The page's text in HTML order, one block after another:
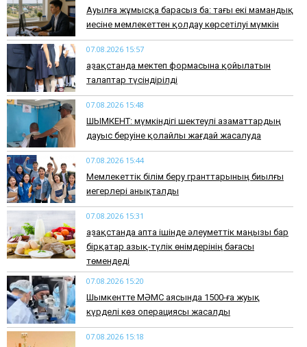
Ауылға жұмысқа барасыз ба: тағы екі мамандық
иесіне мемлекеттен қолдау көрсетілуі мүмкін
07.08.2026 15:57
Қазақстанда мектеп формасына қойылатын
талаптар түсіндірілді
07.08.2026 15:48
ШЫМКЕНТ: мүмкіндігі шектеулі азаматтардың
дауыс беруіне қолайлы жағдай жасалуда
07.08.2026 15:44
Мемлекеттік білім беру гранттарының биылғы
иегерлері анықталды
07.08.2026 15:31
Қазақстанда апта ішінде әлеуметтік маңызы бар
бірқатар азық-түлік өнімдерінің бағасы
төмендеді
07.08.2026 15:20
Шымкентте МӘМС аясында 1500-ға жуық
күрделі көз операциясы жасалды
07.08.2026 15:18